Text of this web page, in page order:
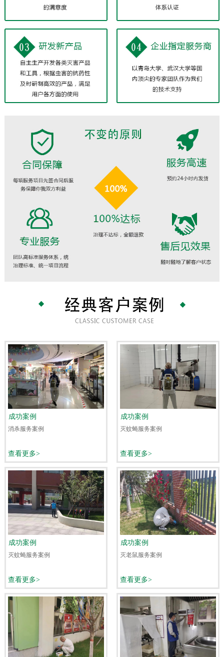
成功案例
消杀服务案例
查看更多>
成功案例
灭蚊蝇服务案例
查看更多>
成功案例
灭蚊蝇服务案例
查看更多>
成功案例
灭老鼠服务案例
查看更多>